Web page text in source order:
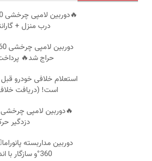
درب منزل +
حراج شد🔥
استعلام خلافی خودرو
است! (دریافت
دزدگیر
دوربین مداربسته
360°و سازگار با اندروید و ios